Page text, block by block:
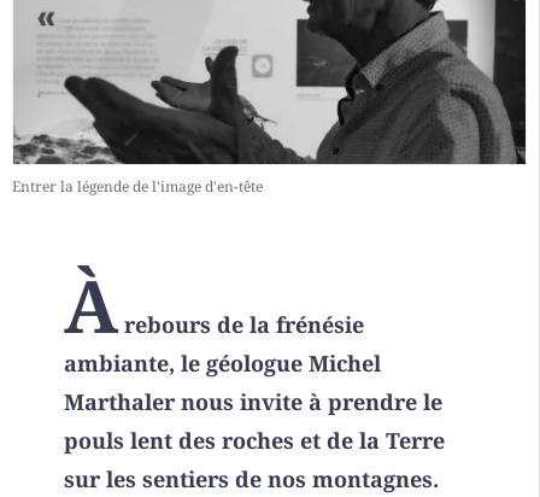
Entrer la légende de l'image d'en-tête
Àrebours de la frénésie
ambiante, le géologue Michel
Marthaler nous invite à prendre le
pouls lent des roches et de la Terre
sur les sentiers de nos montagnes.